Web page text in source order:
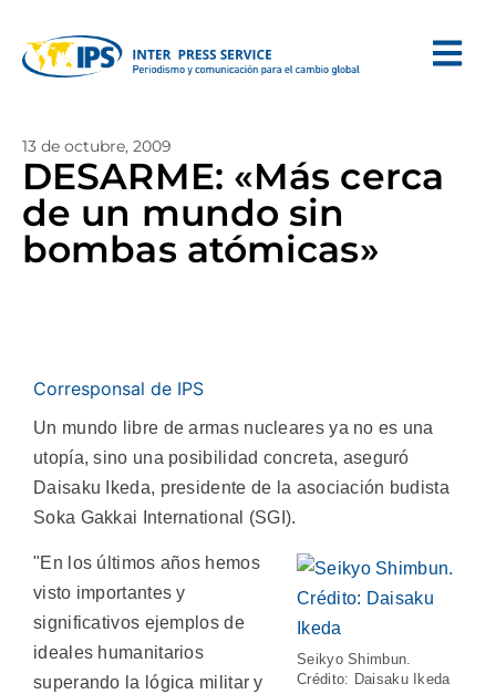
13 de octubre, 2009
DESARME: «Más cerca
de un mundo sin
bombas atómicas»
Corresponsal de IPS
Un mundo libre de armas nucleares ya no es una
utopía, sino una posibilidad concreta, aseguró
Daisaku Ikeda, presidente de la asociación budista
Soka Gakkai International (SGI).
Seikyo Shimbun.
Crédito: Daisaku Ikeda
"En los últimos años hemos
visto importantes y
significativos ejemplos de
ideales humanitarios
superando la lógica militar y